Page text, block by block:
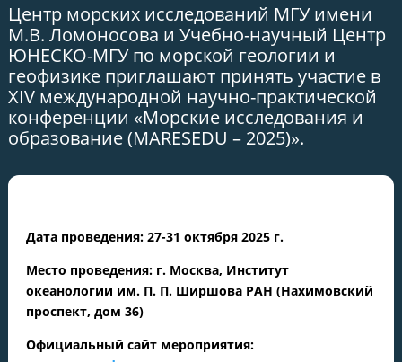
Центр морских исследований МГУ имени
М.В. Ломоносова и Учебно-научный Центр
ЮНЕСКО-МГУ по морской геологии и
геофизике приглашают принять участие в
XIV международной научно-практической
конференции «Морские исследования и
образование (MARESEDU – 2025)».
Дата проведения: 27-31 октября 2025 г.
Место проведения: г. Москва, Институт
океанологии им. П. П. Ширшова РАН (Нахимовский
проспект, дом 36)
Официальный сайт мероприятия: